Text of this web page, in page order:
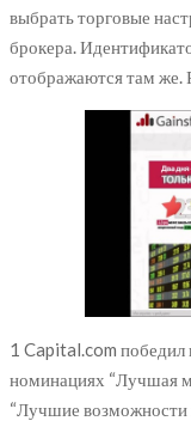
выбрать торговые
брокера.
отображаются там же.
1 Capital.com
номинациях “Лучшая
“Лучшие